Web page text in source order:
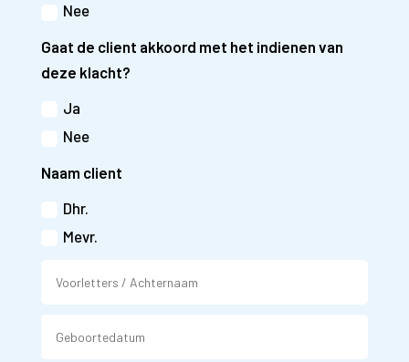
Nee
Gaat de client akkoord met het indienen van
deze klacht?
Ja
Nee
Naam client
Dhr.
Mevr.